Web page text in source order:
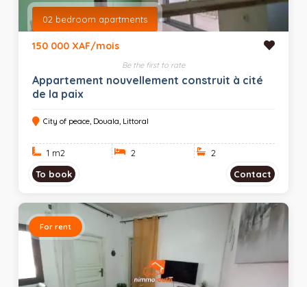
02 bedroom apartments
150 000 XAF/mois
Be the first to rate
Appartement nouvellement construit à cité
de la paix
City of peace, Douala, Littoral
1 m2 2
2
To book
Contact
For rent